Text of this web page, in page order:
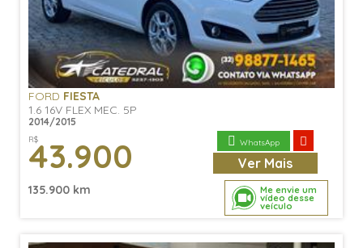
Me envie um
vídeo desse
veículo
FORD FIESTA
1.6 16V FLEX MEC. 5P
2014/2015
R$
43.900 WhatsApp
Ver Mais
135.900 km